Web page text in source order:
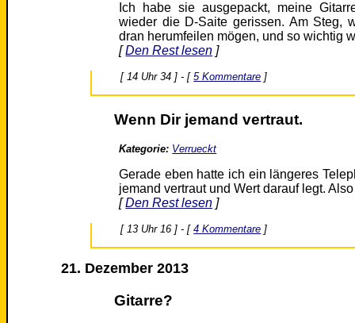
Ich habe sie ausgepackt, meine
wieder die D-Saite gerissen. Am Steg,
dran herumfeilen mögen, und so wichtig
[Den Rest lesen ]
[ 14 Uhr 34 ] - [5 Kommentare ]
Wenn Dir jemand vertraut.
Kategorie: Verrueckt
Gerade eben hatte ich ein längeres
jemand vertraut und Wert darauf legt.
[Den Rest lesen ]
[ 13 Uhr 16 ] - [4 Kommentare ]
21. Dezember 2013
Gitarre?